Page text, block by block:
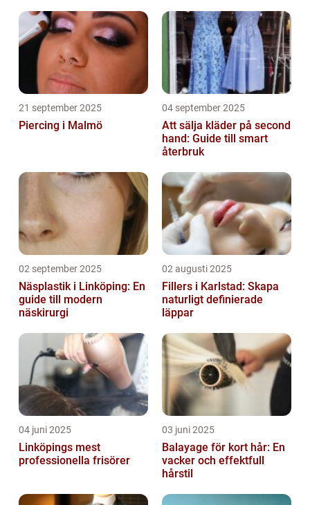
21 september 2025
Piercing i Malmö
04 september 2025
Att sälja kläder på second
hand: Guide till smart
återbruk
02 september 2025
Näsplastik i Linköping: En
guide till modern
näskirurgi
02 augusti 2025
Fillers i Karlstad: Skapa
naturligt definierade
läppar
04 juni 2025
Linköpings mest
professionella frisörer
03 juni 2025
Balayage för kort hår: En
vacker och effektfull
hårstil